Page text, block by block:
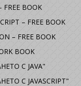
FREE BOOK
– FREE BOOK
– FREE BOOK
BOOK
С JAVA"
С JAVASCRIPT"